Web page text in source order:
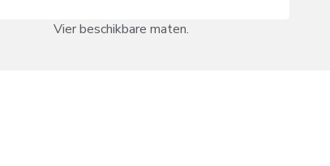
Vier beschikbare maten.